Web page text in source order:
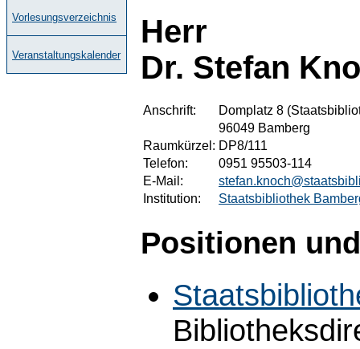
Vorlesungsverzeichnis
Veranstaltungskalender
Herr
Dr. Stefan
Anschrift:
Domplatz 8
96049 Bamberg
Raumkürzel: DP8/111
Telefon:
0951 95503-114
E-Mail:
Institution:
Staatsbibliothek
Positionen